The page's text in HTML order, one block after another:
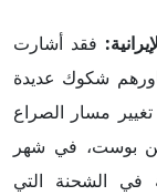
فقد أشارت
شكوك عديدة
مسار الصراع
بوست، في شهر
الشحنة التي